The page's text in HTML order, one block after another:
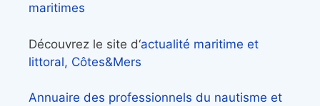
maritimes
Découvrez le site d‘actualité maritime et
littoral, Côtes&Mers
Annuaire des professionnels du nautisme et